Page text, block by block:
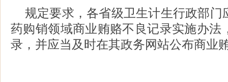
规定要求，各省级卫生计生行政部门
药购销领域商业贿赂不良记录实施办法
录，并应当及时在其政务网站公布商业